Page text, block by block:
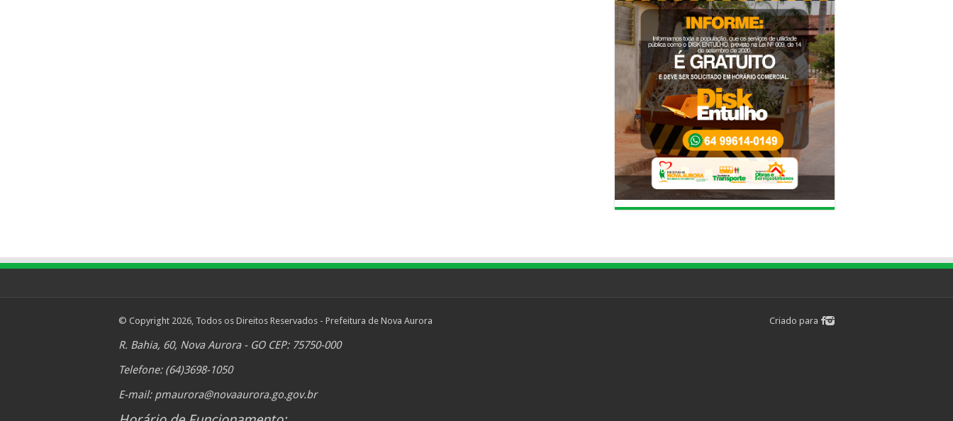
Criado para
© Copyright 2026, Todos os Direitos Reservados - Prefeitura de Nova Aurora
R. Bahia, 60, Nova Aurora - GO CEP: 75750-000
Telefone: (64)3698-1050
E-mail: pmaurora@novaaurora.go.gov.br